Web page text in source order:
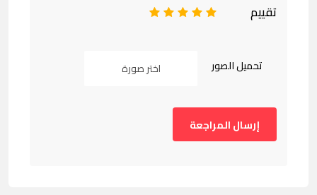
تقييم 5
4
3
2
تحميل الصور اختر صورة